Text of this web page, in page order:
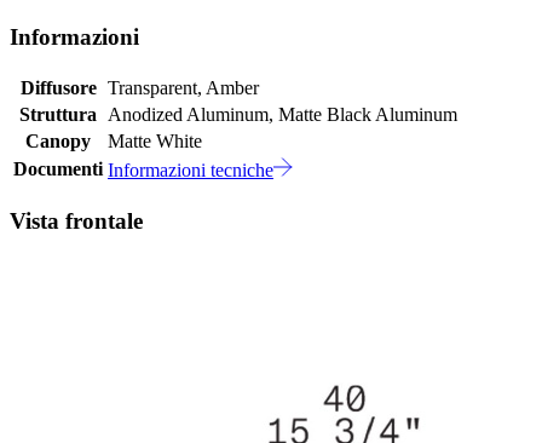
Informazioni
Diffusore Transparent, Amber
Struttura
Anodized Aluminum, Matte Black Aluminum
Canopy
Matte White
Documenti Informazioni tecniche
Vista frontale